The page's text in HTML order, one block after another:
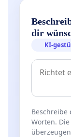
dir
KI-
Worten.